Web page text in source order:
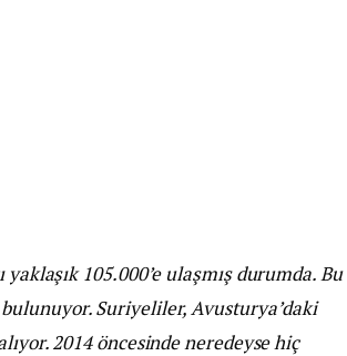
105.000’e ulaşmış durumda. Bu
Suriyeliler, Avusturya’daki
2014 öncesinde neredeyse hiç